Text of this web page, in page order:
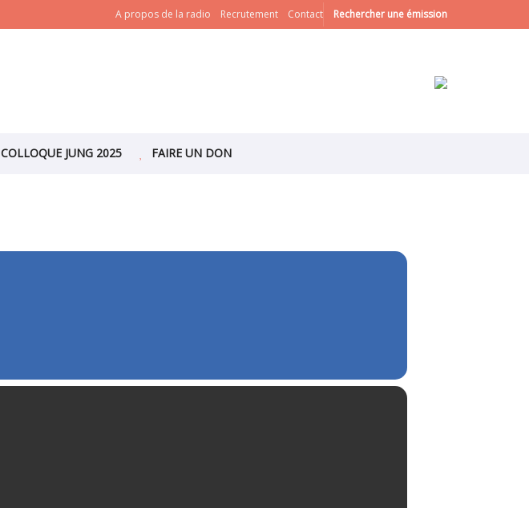
A propos de la radio Recrutement Contact Rechercher une émission
COLLOQUE JUNG 2025 FAIRE UN DON